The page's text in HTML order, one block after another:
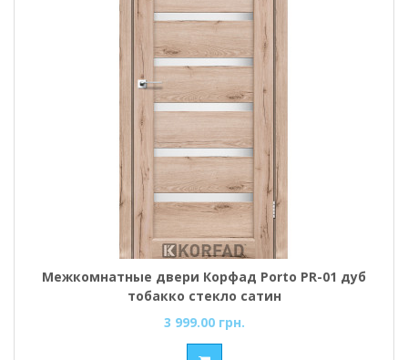
Межкомнатные двери Корфад Porto PR-01 дуб
тобакко стекло cатин
3 999.00 грн.